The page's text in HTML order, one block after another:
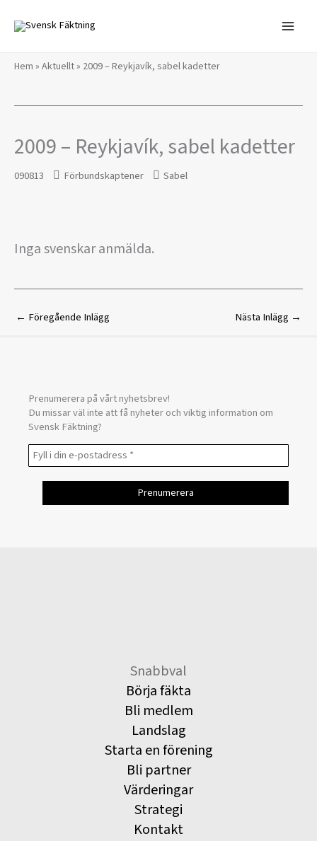
innehåll
Hem » Aktuellt» 2009 – Reykjavík, sabel kadetter
2009 – Reykjavík, sabel kadetter
090813 Förbundskaptener Sabel
Inga svenskar anmälda.
← Föregående Inlägg Nästa Inlägg →
Prenumerera på vårt nyhetsbrev!
Du missar väl inte att få nyheter och viktig information om
Svensk Fäktning?
Snabbval
Börja fäkta
Bli medlem
Landslag
Starta en förening
Bli partner
Värderingar
Strategi
Kontakt